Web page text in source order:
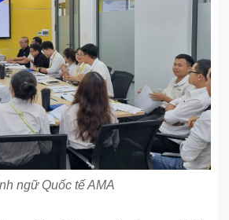
ngữ Quốc tế AMA